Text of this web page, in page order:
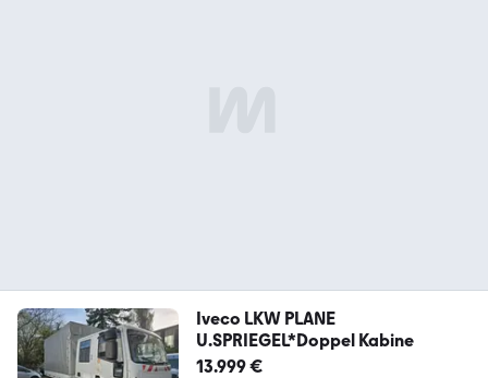
Iveco LKW PLANE
U.SPRIEGEL*Doppel Kabine
13.999 €